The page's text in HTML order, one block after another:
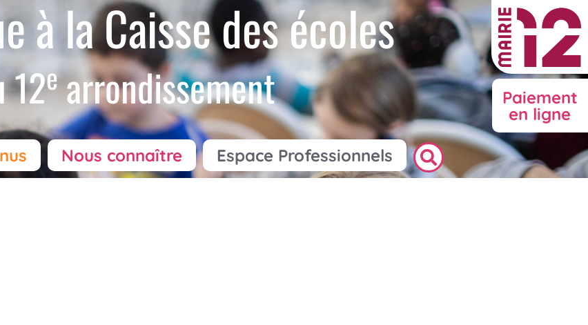
à la Caisse des écoles
12earrondissement
Paiement
en ligne
Nous connaître Espace Professionnels